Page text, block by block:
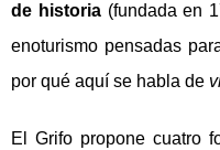
de historia(fundada en
enoturismo pensadas
por qué aquí se habla de
El Grifo propone cuatro